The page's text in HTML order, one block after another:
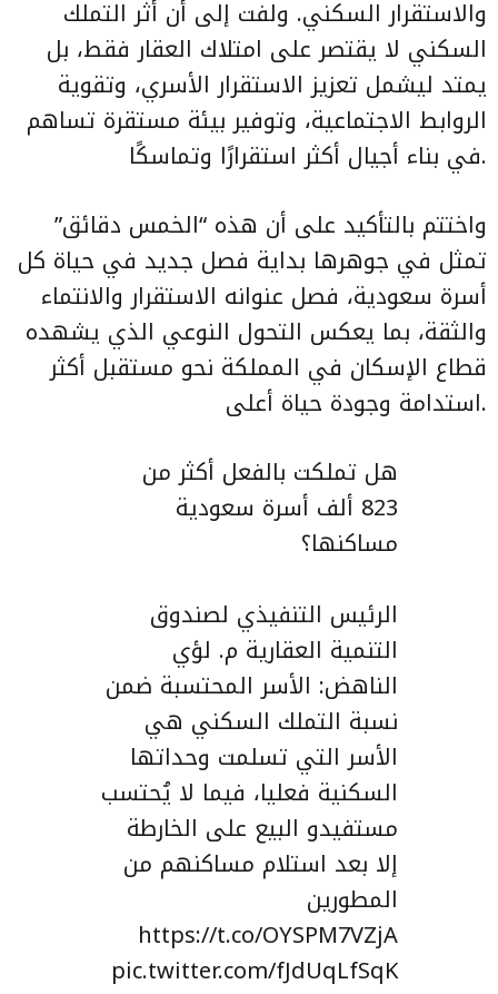
والاستقرار السكني. ولفت إلى أن أثر التملك
السكني لا يقتصر على امتلاك العقار فقط، بل
يمتد ليشمل تعزيز الاستقرار الأسري، وتقوية
الروابط الاجتماعية، وتوفير بيئة مستقرة تساهم
في بناء أجيال أكثر استقرارًا وتماسكًا.
واختتم بالتأكيد على أن هذه “الخمس دقائق”
تمثل في جوهرها بداية فصل جديد في حياة كل
أسرة سعودية، فصل عنوانه الاستقرار والانتماء
والثقة، بما يعكس التحول النوعي الذي يشهده
قطاع الإسكان في المملكة نحو مستقبل أكثر
استدامة وجودة حياة أعلى.
هل تملكت بالفعل أكثر من
823 ألف أسرة سعودية
مساكنها؟
الرئيس التنفيذي لصندوق
التنمية العقارية م. لؤي
الناهض: الأسر المحتسبة ضمن
نسبة التملك السكني هي
الأسر التي تسلمت وحداتها
السكنية فعليا، فيما لا يُحتسب
مستفيدو البيع على الخارطة
إلا بعد استلام مساكنهم من
المطورين
https://t.co/OYSPM7VZjA
pic.twitter.com/fJdUqLfSqK